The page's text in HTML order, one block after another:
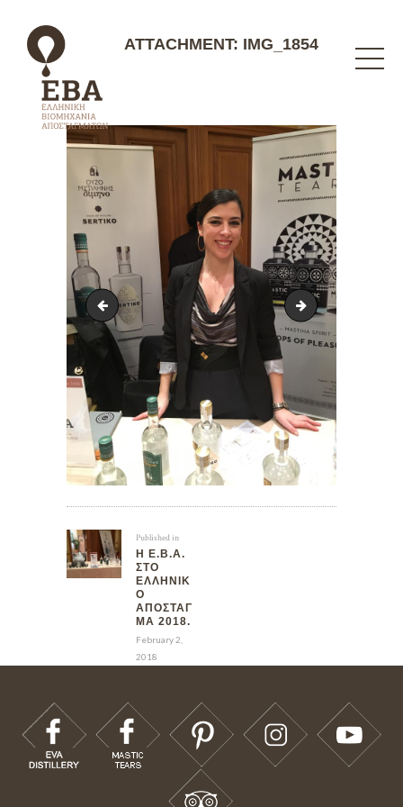
ATTACHMENT: IMG_1854
feature IMG_1855
Published in
Η Ε.Β.Α.
ΣΤΟ
ΕΛΛΗΝΙΚ
Ό
ΑΠΌΣΤΑΓ
ΜΑ 2018.
February 2,
2018